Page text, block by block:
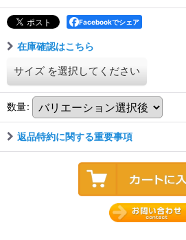
Facebookでシェア
在庫確認はこちら
サイズ を選択してください
数量:
返品特約に関する重要事項